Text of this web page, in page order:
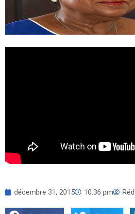
décembre 31, 2015 10:36 pm